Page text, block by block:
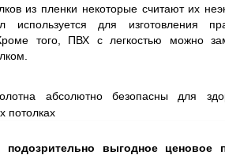
из пленки некоторые считают их
используется для изготовления
того, ПВХ с легкостью можно
абсолютно безопасны для
потолках
выгодное ценовое